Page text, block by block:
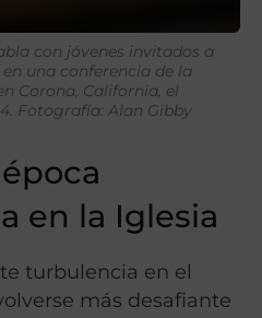
con jóvenes invitados a
una conferencia de la
Corona, California, el
Fotografía: Alan Gibby
en la Iglesia
turbulencia en el
más desafiante